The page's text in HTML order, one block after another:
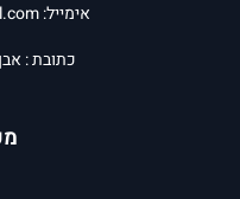
השאר להשיב על השאלה
אם החלטת ממשלתו של לוי
אימייל:
כתובת : אבן